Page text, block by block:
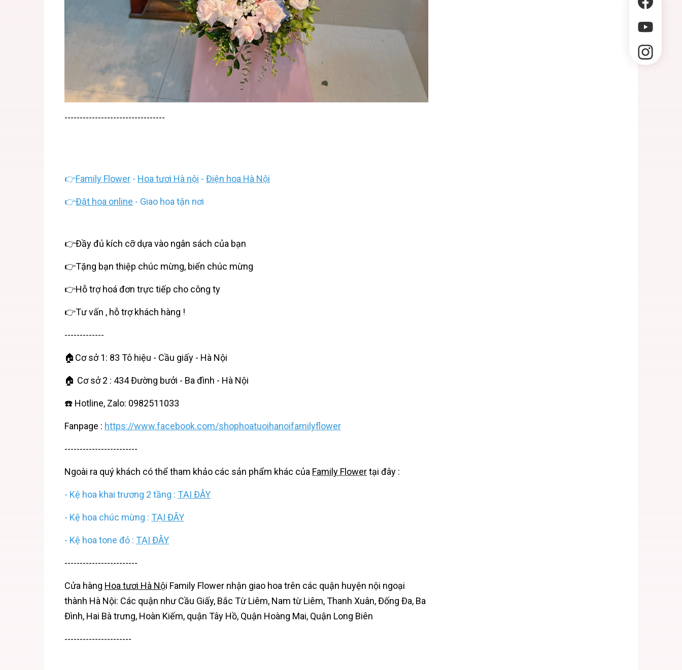
---------------------------------
👉Family Flower - Hoa tươi Hà nội - Điện hoa Hà Nội
👉Đặt hoa online - Giao hoa tận nơi
👉Đầy đủ kích cỡ dựa vào ngân sách của bạn
👉Tặng bạn thiệp chúc mừng, biển chúc mừng
👉Hỗ trợ hoá đơn trực tiếp cho công ty
👉Tư vấn , hỗ trợ khách hàng !
-------------
🏠Cơ sở 1: 83 Tô hiệu - Cầu giấy - Hà Nội
🏠 Cơ sở 2 : 434 Đường bưởi - Ba đình - Hà Nội
☎️ Hotline, Zalo: 0982511033
Fanpage : https://www.facebook.com/shophoatuoihanoifamilyflower
------------------------
Ngoài ra quý khách có thể tham khảo các sản phẩm khác của Family Flowertại đây :
- Kệ hoa khai trương 2 tầng : TẠI ĐÂY
- Kệ hoa chúc mừng : TẠI ĐÂY
- Kệ hoa tone đỏ : TẠI ĐÂY
------------------------
Cửa hàng Hoa tươi Hà Nội Family Flower nhận giao hoa trên các quận huyện nội ngoại
thành Hà Nội: Các quận như Cầu Giấy, Bắc Từ Liêm, Nam từ Liêm, Thanh Xuân, Đống Đa, Ba
Đình, Hai Bà trưng, Hoàn Kiếm, quận Tây Hồ, Quận Hoàng Mai, Quận Long Biên
----------------------